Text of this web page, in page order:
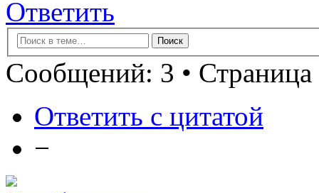
Ответить
Сообщений: 3 • Страница
Ответить с цитатой
−